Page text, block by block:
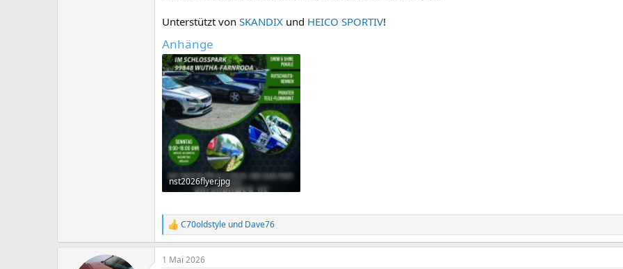
Unterstützt von SKANDIX und HEICO SPORTIV!
Anhänge
nst2026flyer.jpg
R
e
a
k
C70oldstyle und Dave76
1 Mai 2026